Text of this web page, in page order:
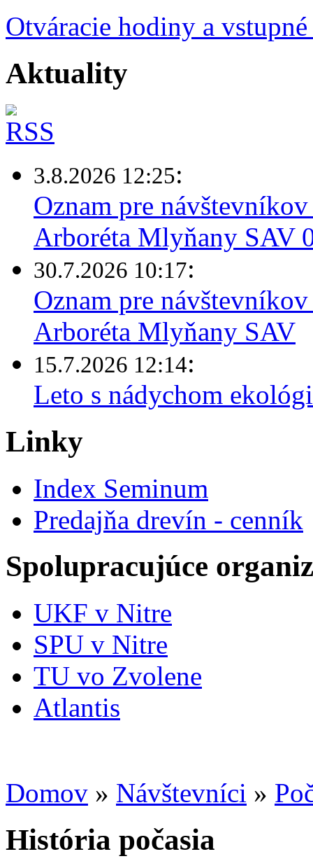
Otváracie hodiny a
Aktuality
3.8.2026 12:25:
Oznam pre
Arboréta Mlyňany SAV
30.7.2026 10:17:
Oznam pre
Arboréta Mlyňany SAV
15.7.2026 12:14:
Leto s nádychom
Linky
Index Seminum
Predajňa drevín - cenník
Spolupracujúce
UKF v Nitre
SPU v Nitre
TU vo Zvolene
Atlantis
Domov » Návštevníci »
História počasia